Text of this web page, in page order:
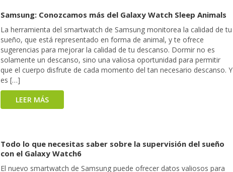
Samsung: Conozcamos más del Galaxy Watch Sleep Animals
La herramienta del smartwatch de Samsung monitorea la calidad de tu
sueño, que está representado en forma de animal, y te ofrece
sugerencias para mejorar la calidad de tu descanso. Dormir no es
solamente un descanso, sino una valiosa oportunidad para permitir
que el cuerpo disfrute de cada momento del tan necesario descanso. Y
es […]
LEER MÁS
Todo lo que necesitas saber sobre la supervisión del sueño
con el Galaxy Watch6
El nuevo smartwatch de Samsung puede ofrecer datos valiosos para